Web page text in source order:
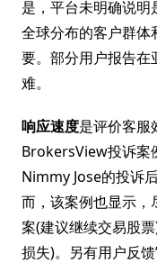
是，平台未明确说
全球分布的客户群
要。部分用户报告在
难。
响应速度是评价客服
BrokersView投诉案
Nimmy Jose的投诉
而，该案例也显示，
案(建议继续交易股
损失)。另有用户反